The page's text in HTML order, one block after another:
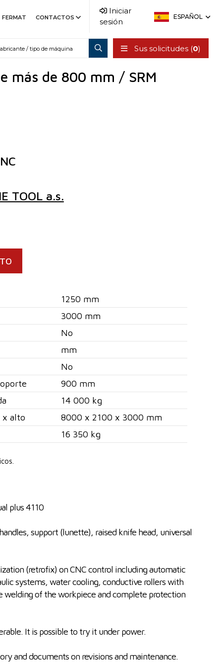
FERMAT CONTACTOS
Iniciar
sesión
ESPAÑOL
Sus solicitudes (0)
más de 800 mm / SRM
TOOL a.s.
1250 mm
3000 mm
No
mm
No
900 mm
14 000 kg
x alto
8000 x 2100 x 3000 mm
16 350 kg
plus 4110
support (lunette), raised knife head, universal
(retrofix) on CNC control including automatic
systems, water cooling, conductive rollers with
welding of the workpiece and complete protection
It is possible to try it under power.
and documents on revisions and maintenance.